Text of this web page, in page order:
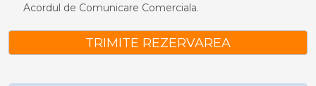
Acordul de Comunicare Comerciala.
TRIMITE REZERVAREA